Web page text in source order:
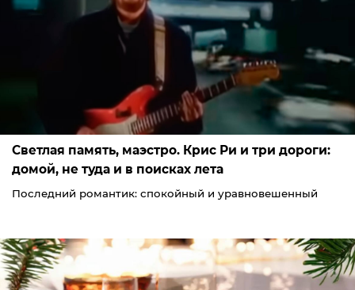
Светлая память, маэстро. Крис Ри и три дороги:
домой, не туда и в поисках лета
Последний романтик: спокойный и уравновешенный